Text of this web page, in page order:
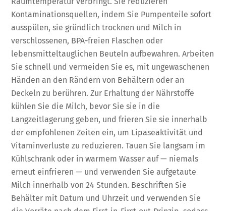
Kontaminationsquellen, indem Sie Pumpenteile sofort
ausspülen, sie gründlich trocknen und Milch in
verschlossenen, BPA-freien Flaschen oder
lebensmitteltauglichen Beuteln aufbewahren. Arbeiten
Sie schnell und vermeiden Sie es, mit ungewaschenen
Händen an den Rändern von Behältern oder an
Deckeln zu berühren. Zur Erhaltung der Nährstoffe
kühlen Sie die Milch, bevor Sie sie in die
Langzeitlagerung geben, und frieren Sie sie innerhalb
der empfohlenen Zeiten ein, um Lipaseaktivität und
Vitaminverluste zu reduzieren. Tauen Sie langsam im
Kühlschrank oder in warmem Wasser auf — niemals
erneut einfrieren — und verwenden Sie aufgetaute
Milch innerhalb von 24 Stunden. Beschriften Sie
Behälter mit Datum und Uhrzeit und verwenden Sie